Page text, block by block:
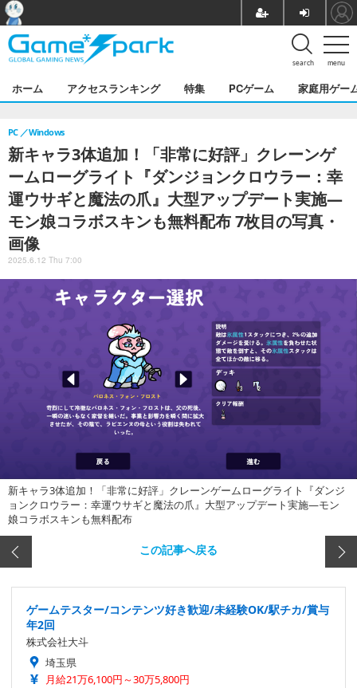
menu
search
ホーム アクセスランキング 特集 PCゲーム 家庭用ゲー
新キャラ3体追加！「非常に好評」クレーンゲ
ームローグライト『ダンジョンクロウラー：幸
運ウサギと魔法の爪』大型アップデート実施―
モン娘コラボスキンも無料配布 7枚目の写真・
画像
PC Windows
2025.6.12 Thu 7:00
新キャラ3体追加！「非常に好評」クレーンゲームローグライト『ダンジ
ョンクロウラー：幸運ウサギと魔法の爪』大型アップデート実施―モン
娘コラボスキンも無料配布
この記事へ戻る
ゲームテスター/コンテンツ好き歓迎/未経験OK/駅チカ/賞与
年2回
株式会社大斗
埼玉県
月給21万6,100円～30万5,800円